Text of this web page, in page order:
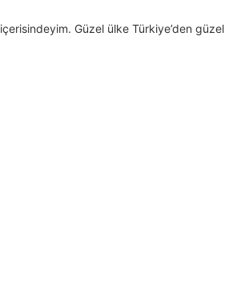
Güzel ülke Türkiye’den güzel